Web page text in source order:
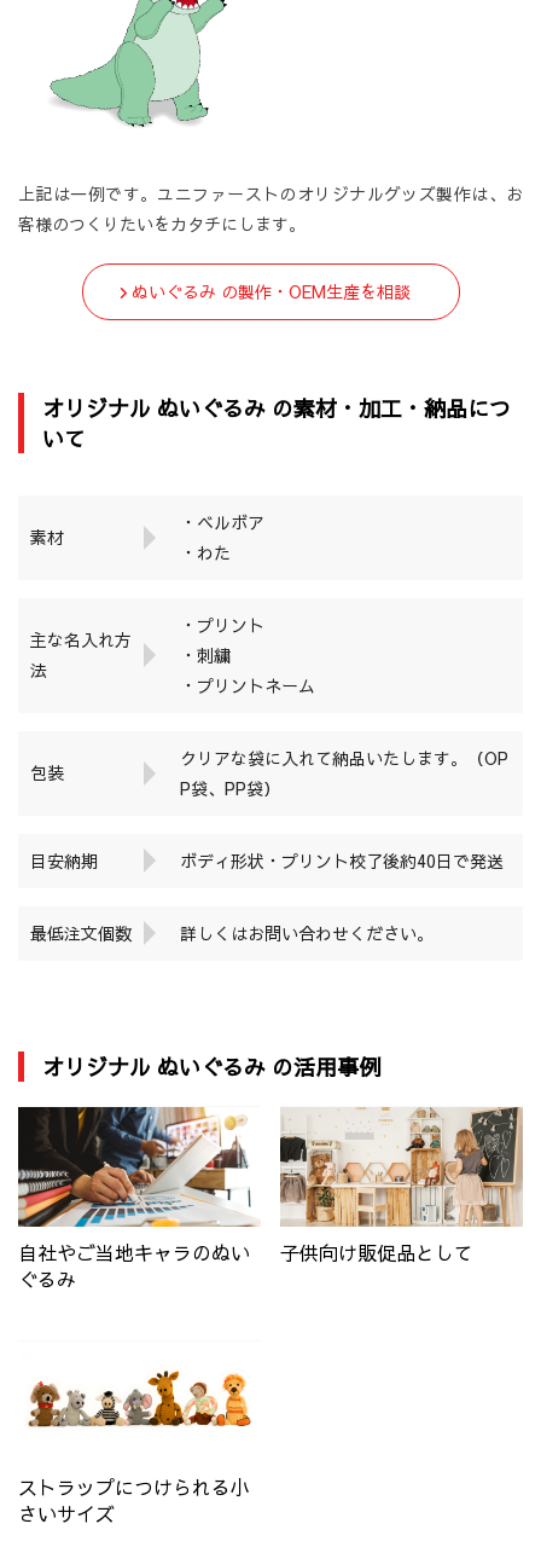
上記は一例です。ユニファーストのオリジナルグッズ製作は、お
客様のつくりたいをカタチにします。
ぬいぐるみ の製作・OEM生産を相談
オリジナル ぬいぐるみ の素材・加工・納品につ
いて
素材
・ベルボア
・わた
主な名入れ方
法
・プリント
・刺繍
・プリントネーム
包装
クリアな袋に入れて納品いたします。（OP
P袋、PP袋）
目安納期 ボディ形状・プリント校了後約40日で発送
最低注文個数 詳しくはお問い合わせください。
オリジナル ぬいぐるみ の活用事例
自社やご当地キャラのぬい
ぐるみ
子供向け販促品として
ストラップにつけられる小
さいサイズ